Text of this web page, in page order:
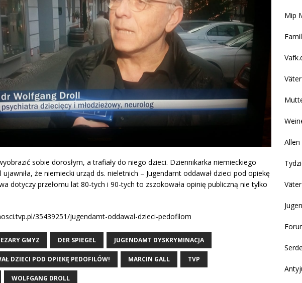
sobie dorosłym, a trafiały do niego dzieci. Dziennikarka niemieckiego
że niemiecki urząd ds. nieletnich – Jugendamt oddawał dzieci pod opiekę
dotyczy przełomu lat 80-tych i 90-tych to zszokowała opinię publiczną nie tylko
35439251/jugendamt-oddawal-dzieci-pedofilom
GMYZ DER SPIEGEL JUGENDAMT DYSKRYMINACJA
DZIECI POD OPIEKĘ PEDOFILÓW! MARCIN GALL TVP
WOLFGANG DROLL
Mip
Allen